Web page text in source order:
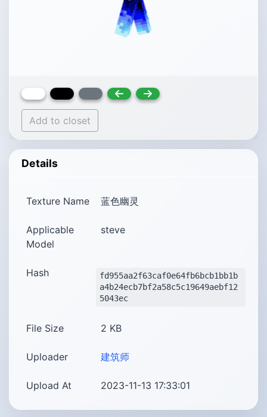
Add to closet
Details
Texture Name 蓝色幽灵
Applicable
Model
steve
Hash
fd955aa2f63caf0e64fb6bcb1bb1b
a4b24ecb7bf2a58c5c19649aebf12
5043ec
File Size 2 KB
Uploader 建筑师
Upload At 2023-11-13 17:33:01